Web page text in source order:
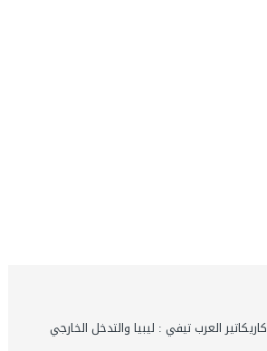
كاريكاتير العرب تيفي : ليبيا والتدخل الخارجي